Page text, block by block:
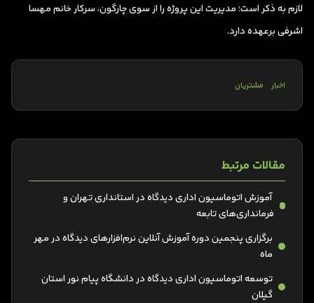
لازم به ذکر است؛ مدیریت این پروژه را از سوی چارگون، سرکار خانم مهسا
اشرفی برعهده دارد.
اخبار مشتریان
مقالات مرتبط
آموزش اتوماسیون اداری دیدگاه در استانداری تهران و
فرمانداری‌های تابعه
برگزاری پنجمین دوره آموزش آنلاین نرم‌افزارهای دیدگاه در مهر
ماه
توسعه اتوماسیون اداری دیدگاه در دانشگاه پیام نور استان
گیلان